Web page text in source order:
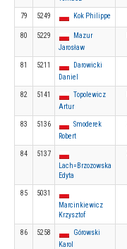
79 5249 Kok Philippe
80 5229
Mazur
Jarosław
81 5211
Darowicki
Daniel
82 5141
Topolewicz
Artur
83 5136
Smoderek
Robert
84
5137
Lach=Brzozowska
Edyta
85
5031
Marcinkiewicz
Krzysztof
86 5258
Górowski
Karol